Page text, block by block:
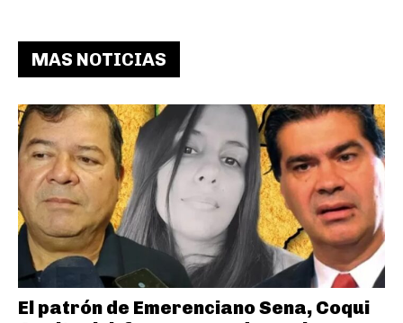
MAS NOTICIAS
El patrón de Emerenciano Sena, Coqui